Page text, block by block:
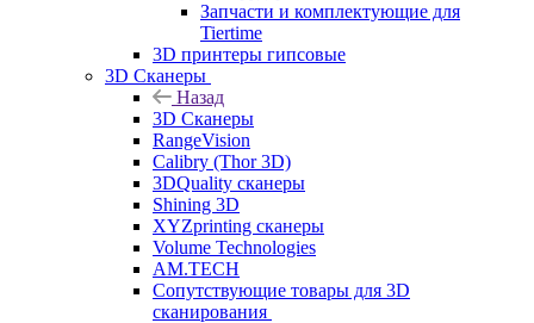
Запчасти и комплектующие для
Tiertime
3D принтеры гипсовые
3D Сканеры
Назад
3D Сканеры
RangeVision
Calibry (Thor 3D)
3DQuality сканеры
Shining 3D
XYZprinting сканеры
Volume Technologies
AM.TECH
Сопутствующие товары для 3D
сканирования